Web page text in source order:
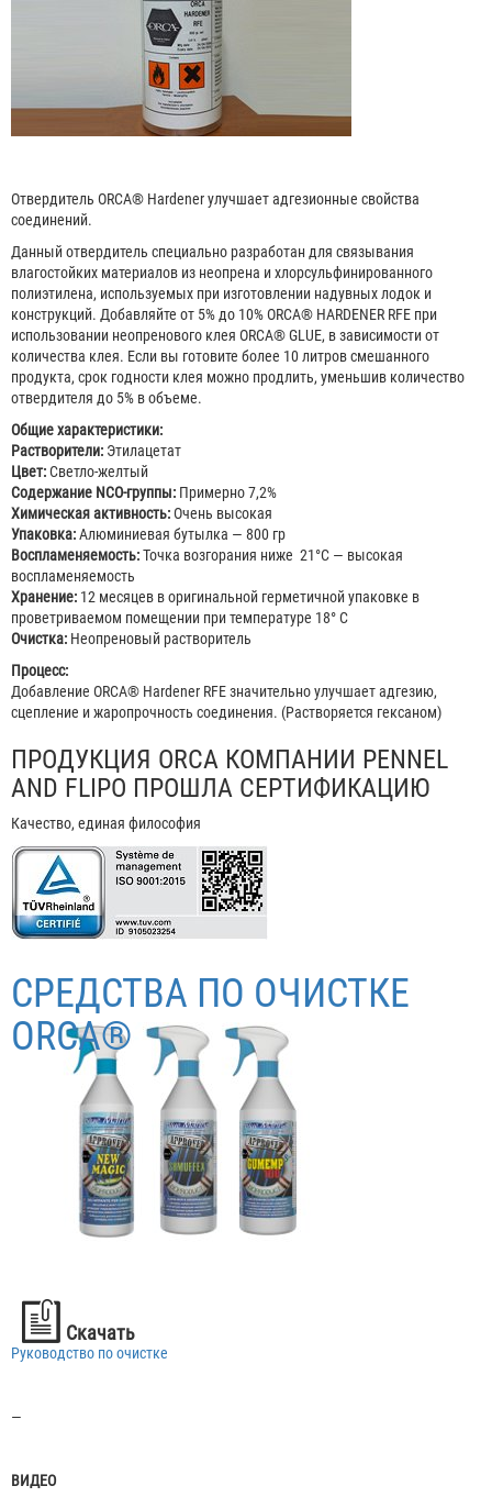
Отвердитель ORCA® Hardener улучшает адгезионные свойства
соединений.
Данный отвердитель специально разработан для связывания
влагостойких материалов из неопрена и хлорсульфинированного
полиэтилена, используемых при изготовлении надувных лодок и
конструкций. Добавляйте от 5% до 10% ORCA® HARDENER RFE при
использовании неопренового клея ORCA® GLUE, в зависимости от
количества клея. Если вы готовите более 10 литров смешанного
продукта, срок годности клея можно продлить, уменьшив количество
отвердителя до 5% в объеме.
Общие характеристики:
Растворители: Этилацетат
Цвет:Светло-желтый
Содержание NCO-группы: Примерно 7,2%
Химическая активность:Очень высокая
Упаковка:Алюминиевая бутылка — 800 гр
Воспламеняемость:Точка возгорания ниже 21°C — высокая
воспламеняемость
Хранение: 12 месяцев в оригинальной герметичной упаковке в
проветриваемом помещении при температуре 18° C
Очистка: Неопреновый растворитель
Процесс:
Добавление ORCA® Hardener RFE значительно улучшает адгезию,
сцепление и жаропрочность соединения. (Растворяется гексаном)
ПРОДУКЦИЯ ORCA КОМПАНИИ PENNEL
AND FLIPO ПРОШЛА СЕРТИФИКАЦИЮ
Качество, единая философия
СРЕДСТВА ПО ОЧИСТКЕ
ORCA®
Скачать
Руководство по очистке
—
ВИДЕО